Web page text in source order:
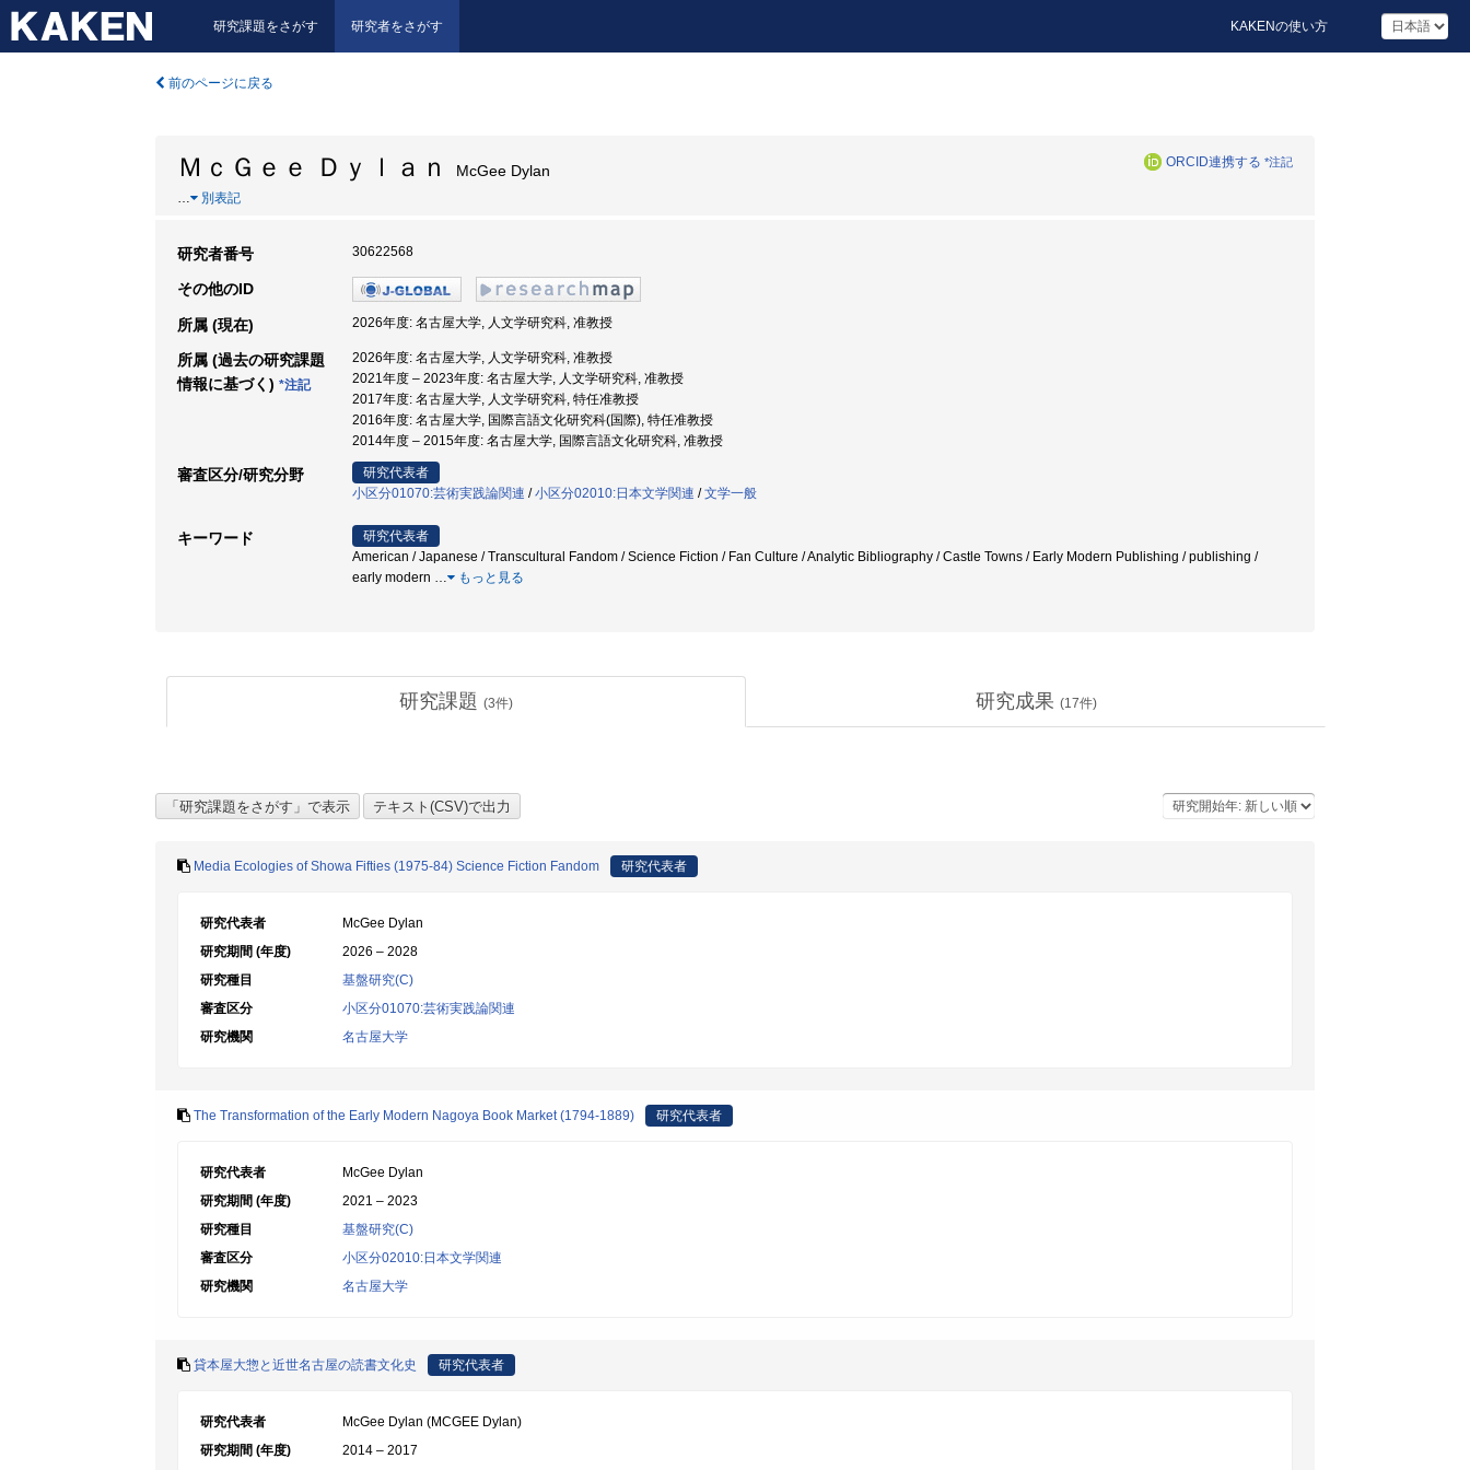
研究課題をさがす 研究者をさがす KAKENの使い方
前のページに戻る
ＭｃＧｅｅ Ｄｙｌａｎ McGee Dylan ORCID連携する *注記
… 別表記
研究者番号 30622568
その他のID
所属 (現在) 2026年度: 名古屋大学, 人文学研究科, 准教授
所属 (過去の研究課題
情報に基づく) *注記
2026年度: 名古屋大学, 人文学研究科, 准教授
2021年度 – 2023年度: 名古屋大学, 人文学研究科, 准教授
2017年度: 名古屋大学, 人文学研究科, 特任准教授
2016年度: 名古屋大学, 国際言語文化研究科(国際), 特任准教授
2014年度 – 2015年度: 名古屋大学, 国際言語文化研究科, 准教授
審査区分/研究分野
研究代表者
小区分01070:芸術実践論関連 /小区分02010:日本文学関連 /文学一般
キーワード
研究代表者
American / Japanese / Transcultural Fandom / Science Fiction / Fan Culture / Analytic Bibliography / Castle Towns / Early Modern Publishing / publishing /
early modern … もっと見る
研究課題 (3件) 研究成果 (17件)
Media Ecologies of Showa Fifties (1975-84) Science Fiction Fandom 研究代表者
研究代表者
McGee Dylan
研究期間 (年度)
2026 – 2028
研究種目
基盤研究(C)
審査区分
小区分01070:芸術実践論関連
研究機関
名古屋大学
The Transformation of the Early Modern Nagoya Book Market (1794-1889) 研究代表者
研究代表者
McGee Dylan
研究期間 (年度)
2021 – 2023
研究種目
基盤研究(C)
審査区分
小区分02010:日本文学関連
研究機関
名古屋大学
貸本屋大惣と近世名古屋の読書文化史 研究代表者
研究代表者
McGee Dylan (MCGEE Dylan)
研究期間 (年度)
2014 – 2017